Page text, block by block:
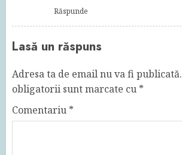
Răspunde
Lasă un răspuns
Adresa ta de email nu va fi publicată.
obligatorii sunt marcate cu *
Comentariu *